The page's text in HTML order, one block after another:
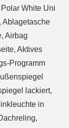
White Uni
Ablagetasche
Airbag
Aktives
Programm
lackiert,
in